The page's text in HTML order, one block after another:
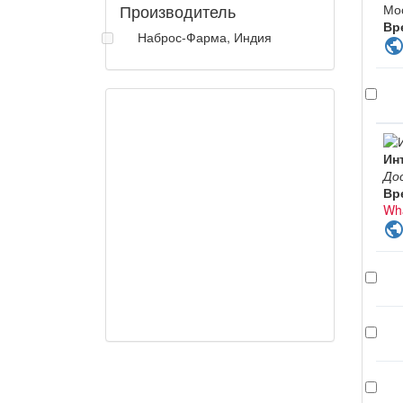
Производитель
Наброс-Фарма, Индия public
public